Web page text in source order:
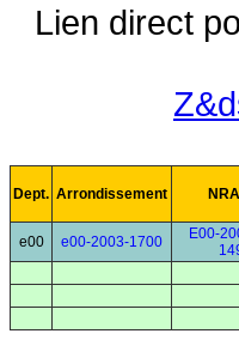
Lien direct
Dept. Arrondissement
e00 e00-2003-1700
E00-